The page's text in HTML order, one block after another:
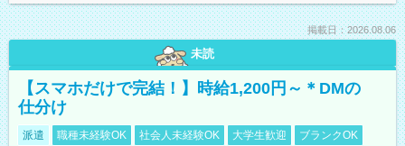
掲載日：2026.08.06
未読
【スマホだけで完結！】時給1,200円～＊DMの
仕分け
派遣 職種未経験OK 社会人未経験OK 大学生歓迎
ブランクOK